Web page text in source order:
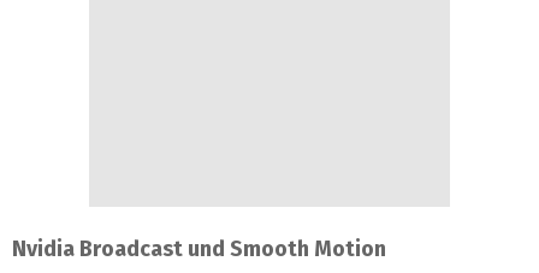
Nvidia Broadcast und Smooth Motion